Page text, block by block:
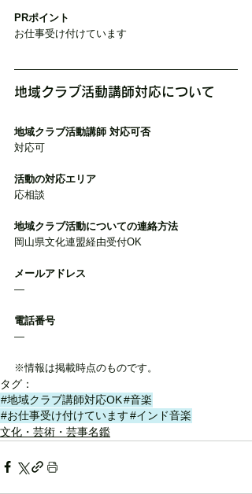
PRポイント
お仕事受け付けています
地域クラブ活動講師対応について
地域クラブ活動講師 対応可否
対応可
活動の対応エリア
応相談
地域クラブ活動についての連絡方法
岡山県文化連盟経由受付OK
メールアドレス
―
電話番号
―
※情報は掲載時点のものです。
タグ：
#地域クラブ講師対応OK#音楽
#お仕事受け付けています#インド音楽
文化・芸術・芸事名鑑